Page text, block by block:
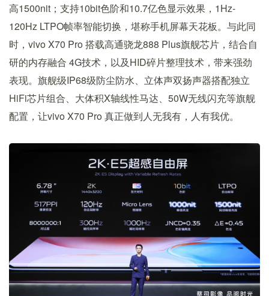
高1500nit；支持10bit色阶和10.7亿色显示效果，1Hz-
120Hz LTPO帧率智能切换，堪称手机屏幕天花板。与此同
时，vivo X70 Pro 搭载高通骁龙888 Plus旗舰芯片，结合自
研的内存融合 4G技术，以及HID碎片整理技术，带来强劲
表现。旗舰级IP68级防尘防水、立体声双扬声器搭配独立
HiFi芯片组合、大体积X轴线性马达、50W无线闪充等旗舰
配置，让vivo X70 Pro 真正做到人无我有，人有我优。